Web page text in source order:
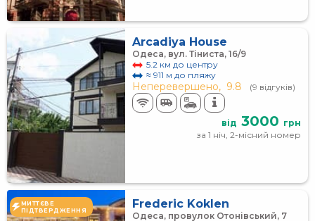
Arcadiya House
Одеса, вул. Тіниста, 16/9
5.2 км до центру
≈ 911 м до пляжу
Неперевершено, 9.8 (9 відгуків)
від 3000 грн
за 1 ніч, 2-місний номер
МИТТЄВЕ
ПІДТВЕРДЖЕННЯ
Frederic Koklen
Одеса, провулок Отонівський, 7